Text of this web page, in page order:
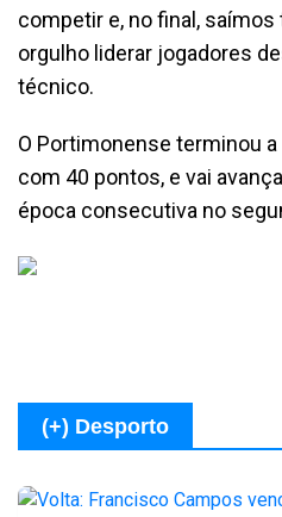
competir e, no final,
orgulho liderar jogadores
técnico.
O Portimonense terminou a
com 40 pontos, e vai
época consecutiva no
(+) Desporto